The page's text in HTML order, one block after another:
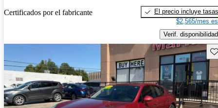
Certificados por el fabricante
El precio incluye tasas
$2,565/mes
Verif. disponibilidad